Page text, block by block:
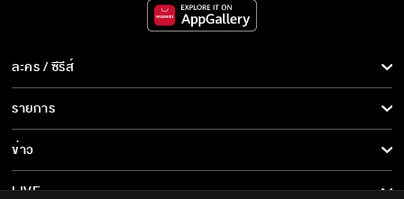
ละคร / ซีรีส์
ละคร/ซีรีส์
ซีรีส์นานาชาติ
การ์ตูน & เกม
รายการ
รายการทั้งหมด
ข่าว
ข่าวทั้งหมด
LIVE